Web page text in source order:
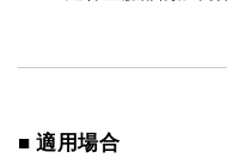
■ 適用場合